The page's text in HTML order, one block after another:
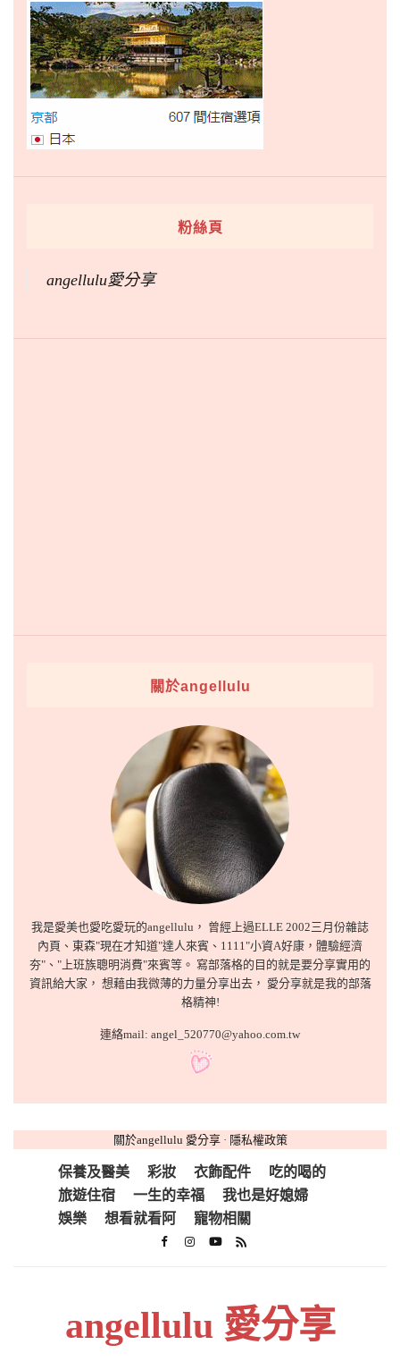
粉絲頁
angellulu愛分享
關於angellulu
我是愛美也愛吃愛玩的angellulu， 曾經上過ELLE 2002三月份雜誌
內頁、東森"現在才知道"達人來賓、1111"小資A好康，體驗經濟
夯"、"上班族聰明消費"來賓等。 寫部落格的目的就是要分享實用的
資訊給大家， 想藉由我微薄的力量分享出去， 愛分享就是我的部落
格精神!
連絡mail: angel_520770@yahoo.com.tw
關於angellulu 愛分享· 隱私權政策
保養及醫美 彩妝 衣飾配件
吃的喝的
旅遊住宿
一生的幸福
我也是好媳婦
娛樂
想看就看阿 寵物相關
angellulu 愛分享